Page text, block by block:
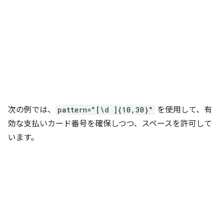
次の例では、 pattern="[\d ]{10,30}"
を使用して、有
効な支払いカード番号を確保しつつ、スペースを許可して
います。